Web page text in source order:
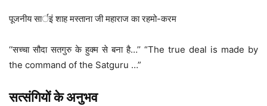
पूजनीय सार्इं शाह मस्ताना जी महाराज का रहमो-करम
‘‘सच्चा सौदा सतगुरु के हुक्म से बना है…’’ “The true deal is made by
the command of the Satguru …”
सत्संगियों के अनुभव